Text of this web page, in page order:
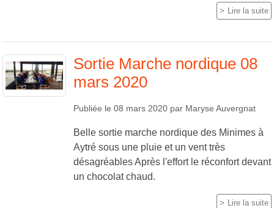
Lire la suite
Sortie Marche nordique 08
mars 2020
Publiée le 08 mars 2020 par Maryse Auvergnat
Belle sortie marche nordique des Minimes à
Aytré sous une pluie et un vent très
désagréables Après l'effort le réconfort devant
un chocolat chaud.
Lire la suite